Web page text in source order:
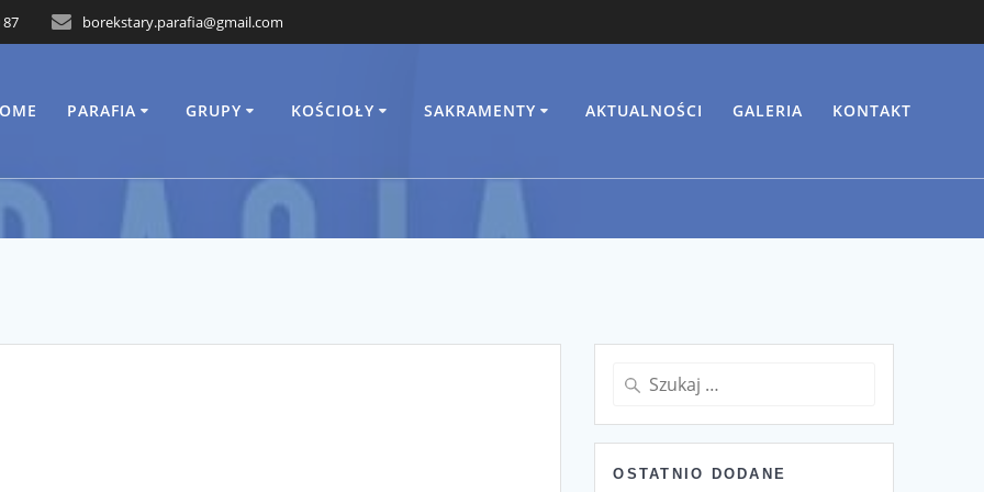
87 borekstary.parafia@gmail.com
PARAFIA GRUPY KOŚCIOŁY SAKRAMENTY AKTUALNOŚCI GALERIA KONTAKT
Szukaj:
OSTATNIO DODANE